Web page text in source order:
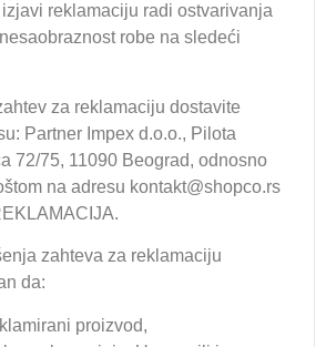
reklamaciju radi ostvarivanja
robe na sledeći
za reklamaciju dostavite
Partner Impex d.o.o., Pilota
72/75, 11090 Beograd, odnosno
na adresu kontakt@shopco.rs
zahteva za reklamaciju
da:
proizvod,